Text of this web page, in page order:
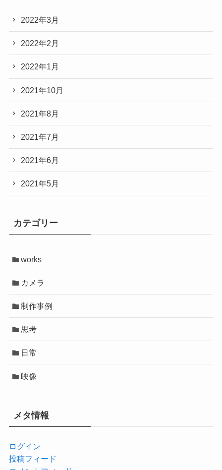
2022年3月
2022年2月
2022年1月
2021年10月
2021年8月
2021年7月
2021年6月
2021年5月
カテゴリー
works
カメラ
制作事例
思考
日常
映像
メタ情報
ログイン
投稿フィード